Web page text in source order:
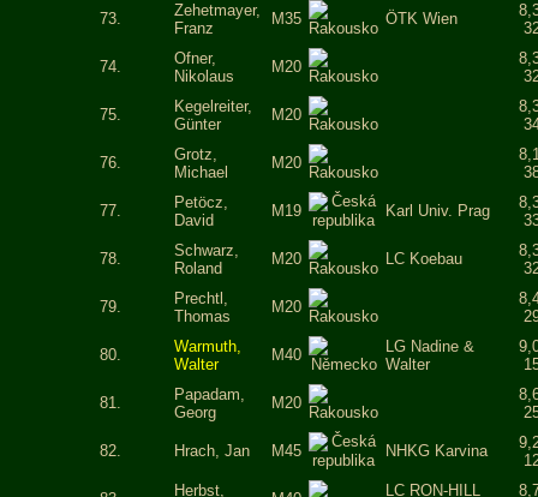
73.
Zehetmayer,
Franz
M35 ÖTK Wien
74.
Ofner,
Nikolaus
M20
75.
Kegelreiter,
Günter
M20
76.
Grotz,
Michael
M20
77.
Petöcz,
David
M19 Karl Univ. Prag
78.
Schwarz,
Roland
M20 LC Koebau
79.
Prechtl,
Thomas
M20
80.
Warmuth,
Walter
M40
LG Nadine &
Walter
81.
Papadam,
Georg
M20
82. Hrach, Jan M45 NHKG Karvina
Herbst,
LC RON-HILL